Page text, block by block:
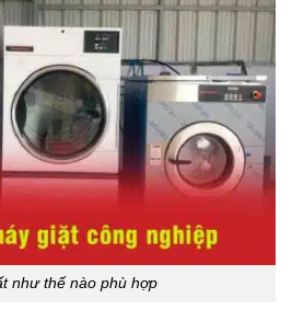
như thế nào phù hợp